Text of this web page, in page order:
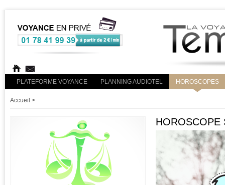
PLATEFORME VOYANCE PLANNING AUDIOTEL HOROSCOPES
Accueil >
HOROSCOPE